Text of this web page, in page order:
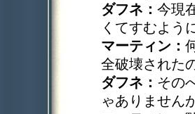
ダフネ： 今現
くてすむよう
マーティン：
全破壊された
ダフネ： その
ゃありません